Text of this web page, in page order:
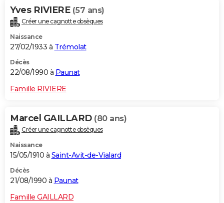
Yves RIVIERE (57 ans)
Créer une cagnotte obsèques
Naissance
27/02/1933 à Trémolat
Décès
22/08/1990 à Paunat
Famille RIVIERE
Marcel GAILLARD (80 ans)
Créer une cagnotte obsèques
Naissance
15/05/1910 à Saint-Avit-de-Vialard
Décès
21/08/1990 à Paunat
Famille GAILLARD